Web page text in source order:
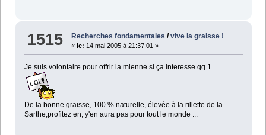
1515 Recherches fondamentales /vive la graisse !
« le: 14 mai 2005 à 21:37:01 »
Je suis volontaire pour offrir la mienne si ça interesse qq 1
De la bonne graisse, 100 % naturelle, élevée à la rillette de la
Sarthe,profitez en, y'en aura pas pour tout le monde ...